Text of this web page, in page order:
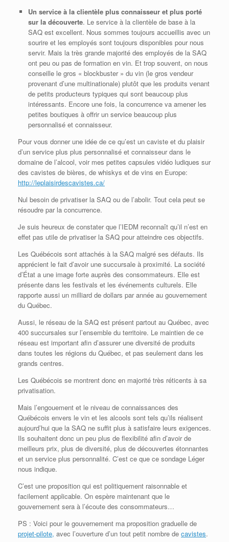
Un service à la clientèle plus connaisseur et plus porté
sur la découverte. Le service à la clientèle de base à la
SAQ est excellent. Nous sommes toujours accueillis avec un
sourire et les employés sont toujours disponibles pour nous
servir. Mais la très grande majorité des employés de la SAQ
ont peu ou pas de formation en vin. Et trop souvent, on nous
conseille le gros « blockbuster » du vin (le gros vendeur
provenant d’une multinationale) plutôt que les produits venant
de petits producteurs typiques qui sont beaucoup plus
intéressants. Encore une fois, la concurrence va amener les
petites boutiques à offrir un service beaucoup plus
personnalisé et connaisseur.
Pour vous donner une idée de ce qu’est un caviste et du plaisir
d’un service plus plus personnalisé et connaisseur dans le
domaine de l’alcool, voir mes petites capsules vidéo ludiques sur
des cavistes de bières, de whiskys et de vins en Europe:
http://leplaisirdescavistes.ca/
Nul besoin de privatiser la SAQ ou de l’abolir. Tout cela peut se
résoudre par la concurrence.
Je suis heureux de constater que l’IEDM reconnaît qu’il n’est en
effet pas utile de privatiser la SAQ pour atteindre ces objectifs.
Les Québécois sont attachés à la SAQ malgré ses défauts. Ils
apprécient le fait d’avoir une succursale à proximité. La société
d’État a une image forte auprès des consommateurs. Elle est
présente dans les festivals et les événements culturels. Elle
rapporte aussi un milliard de dollars par année au gouvernement
du Québec.
Aussi, le réseau de la SAQ est présent partout au Québec, avec
400 succursales sur l’ensemble du territoire. Le maintien de ce
réseau est important afin d’assurer une diversité de produits
dans toutes les régions du Québec, et pas seulement dans les
grands centres.
Les Québécois se montrent donc en majorité très réticents à sa
privatisation.
Mais l’engouement et le niveau de connaissances des
Québécois envers le vin et les alcools sont tels qu’ils réalisent
aujourd’hui que la SAQ ne suffit plus à satisfaire leurs exigences.
Ils souhaitent donc un peu plus de flexibilité afin d’avoir de
meilleurs prix, plus de diversité, plus de découvertes étonnantes
et un service plus personnalité. C’est ce que ce sondage Léger
nous indique.
C’est une proposition qui est politiquement raisonnable et
facilement applicable. On espère maintenant que le
gouvernement sera à l’écoute des consommateurs…
PS : Voici pour le gouvernement ma proposition graduelle de
projet-pilote, avec l’ouverture d’un tout petit nombre de cavistes.